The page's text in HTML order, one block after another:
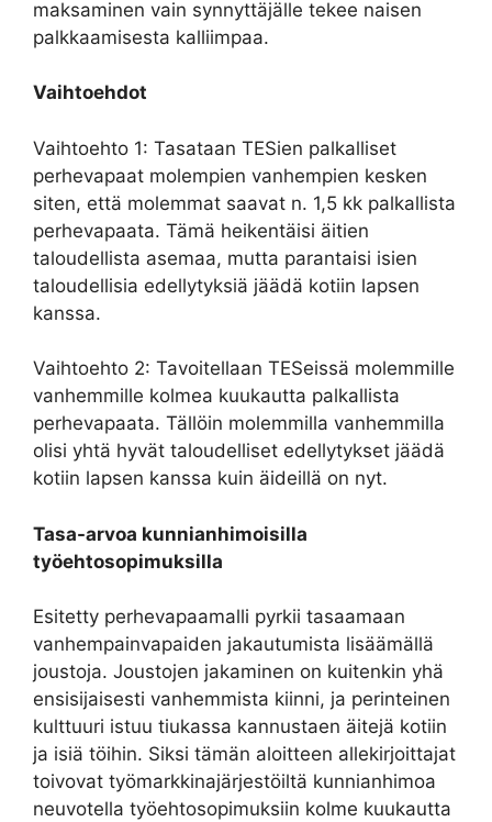
maksaminen vain synnyttäjälle tekee naisen
palkkaamisesta kalliimpaa.
Vaihtoehdot
Vaihtoehto 1: Tasataan TESien palkalliset
perhevapaat molempien vanhempien kesken
siten, että molemmat saavat n. 1,5 kk palkallista
perhevapaata. Tämä heikentäisi äitien
taloudellista asemaa, mutta parantaisi isien
taloudellisia edellytyksiä jäädä kotiin lapsen
kanssa.
Vaihtoehto 2: Tavoitellaan TESeissä molemmille
vanhemmille kolmea kuukautta palkallista
perhevapaata. Tällöin molemmilla vanhemmilla
olisi yhtä hyvät taloudelliset edellytykset jäädä
kotiin lapsen kanssa kuin äideillä on nyt.
Tasa-arvoa kunnianhimoisilla
työehtosopimuksilla
Esitetty perhevapaamalli pyrkii tasaamaan
vanhempainvapaiden jakautumista lisäämällä
joustoja. Joustojen jakaminen on kuitenkin yhä
ensisijaisesti vanhemmista kiinni, ja perinteinen
kulttuuri istuu tiukassa kannustaen äitejä kotiin
ja isiä töihin. Siksi tämän aloitteen allekirjoittajat
toivovat työmarkkinajärjestöiltä kunnianhimoa
neuvotella työehtosopimuksiin kolme kuukautta